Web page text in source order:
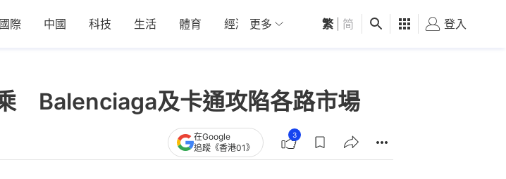
國際 中國 科技 生活 體育 經濟 01深圳 觀點 健康 好食玩飛
更多 繁 简 登入
Balenciaga及卡通攻陷各路市場
在Google
追蹤《香港01》
3